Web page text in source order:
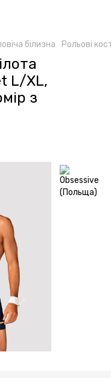
білизна Рольові
L/XL,
з